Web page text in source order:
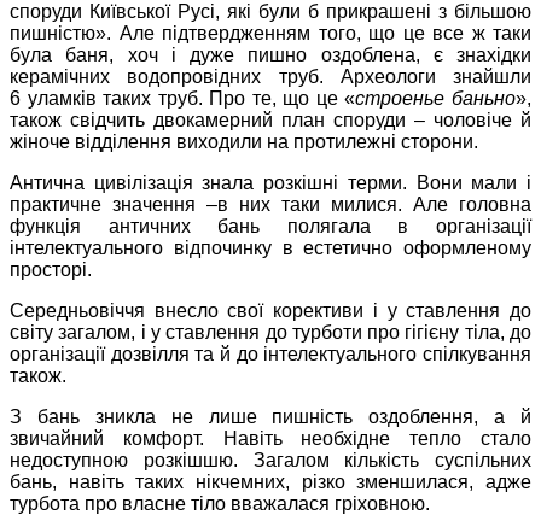
споруди Київської Русі, які були б прикрашені з більшою
пишністю». Але підтвердженням того, що це все ж таки
була баня, хоч і дуже пишно оздоблена, є знахідки
керамічних водопровідних труб. Археологи знайшли
6 уламків таких труб. Про те, що це «строенье баньно»,
також свідчить двокамерний план споруди – чоловіче й
жіноче відділення виходили на протилежні сторони.
Антична цивілізація знала розкішні терми. Вони мали і
практичне значення –в них таки милися. Але головна
функція античних бань полягала в організації
інтелектуального відпочинку в естетично оформленому
просторі.
Середньовіччя внесло свої корективи і у ставлення до
світу загалом, і у ставлення до турботи про гігієну тіла, до
організації дозвілля та й до інтелектуального спілкування
також.
З бань зникла не лише пишність оздоблення, а й
звичайний комфорт. Навіть необхідне тепло стало
недоступною розкішшю. Загалом кількість суспільних
бань, навіть таких нікчемних, різко зменшилася, адже
турбота про власне тіло вважалася гріховною.